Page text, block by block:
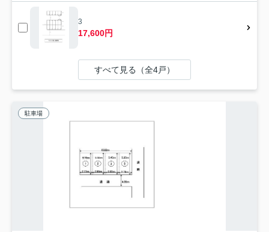
3
17,600円
すべて見る（全4戸）
駐車場